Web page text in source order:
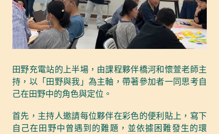
田野充電站的上半場，由課程夥伴橋河和懷萱老師主
持，以「田野與我」為主軸，帶著參加者一同思考自
己在田野中的角色與定位。
首先，主持人邀請每位夥伴在彩色的便利貼上，寫下
自己在田野中曾遇到的難題，並依據困難發生的環